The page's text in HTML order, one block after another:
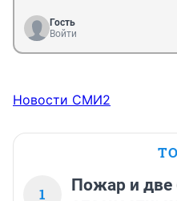
Гость
Войти
Новости СМИ2
1
Пожар и две